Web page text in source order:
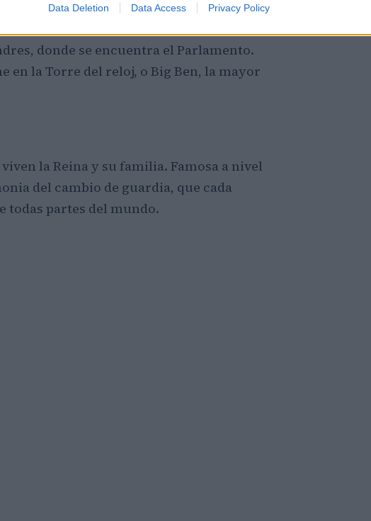
Data Deletion Data Access Privacy Policy
donde se encuentra el Parlamento.
en la Torre del reloj, o Big Ben, la mayor
la Reina y su familia. Famosa a nivel
del cambio de guardia, que cada
todas partes del mundo.